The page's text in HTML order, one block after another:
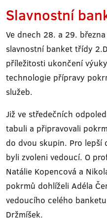
Slavnostní
Ve dnech 28. a 29.
slavnostní banket třídy
příležitosti ukončení
technologie přípravy
služeb.
Již ve středečních
tabuli a připravovali
do dvou skupin. Pro lepší
byli zvoleni vedoucí. O
Natálie Kopencová a
pokrmů dohlíželi Adéla
vedoucího celého
Držmíšek.